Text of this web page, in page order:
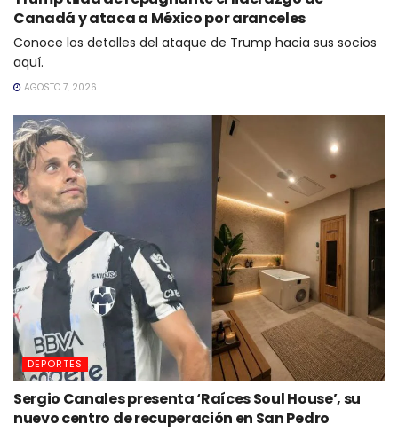
Canadá y ataca a México por aranceles
Conoce los detalles del ataque de Trump hacia sus socios
aquí.
AGOSTO 7, 2026
DEPORTES
Sergio Canales presenta ‘Raíces Soul House’, su
nuevo centro de recuperación en San Pedro